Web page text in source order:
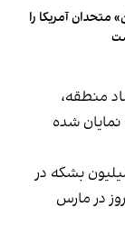
آمریکا را
منطقه،
نمایان شده
ناچار شد تولید نفت خود را از ۱۰.۴ میلیون بشکه در
در مارس